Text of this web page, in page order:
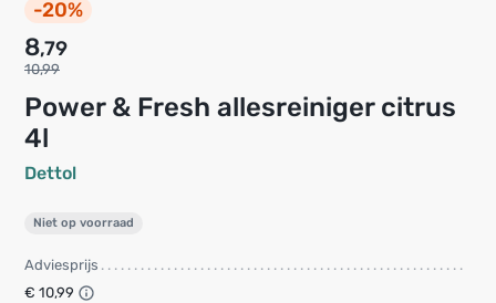
-20%
Power & Fresh allesreiniger citrus
4l
Dettol
8,79
10,99
Niet op voorraad
Adviesprijs
€ 10,99